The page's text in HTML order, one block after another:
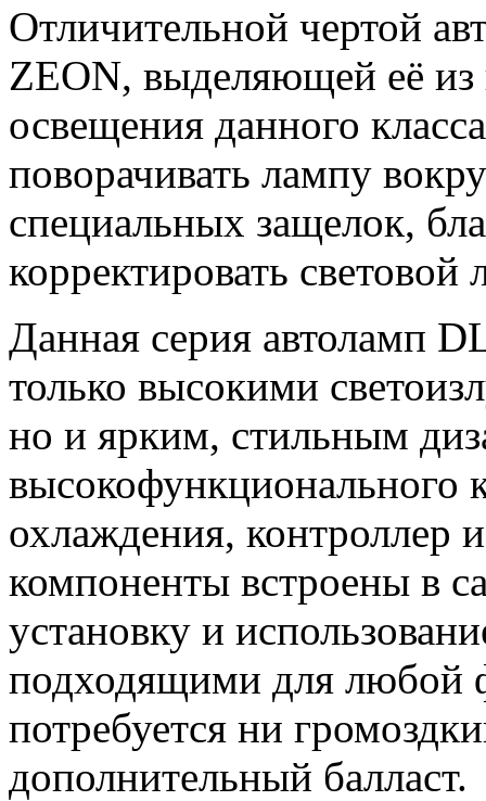
Отличительной чертой
ZEON, выделяющей её из
освещения данного
поворачивать лампу
специальных защелок,
корректировать
Данная серия автоламп
только высокими
но и ярким, стильным
высокофункционального
охлаждения, контроллер
компоненты встроены в
установку и
подходящими для любой
потребуется ни
дополнительный балласт.